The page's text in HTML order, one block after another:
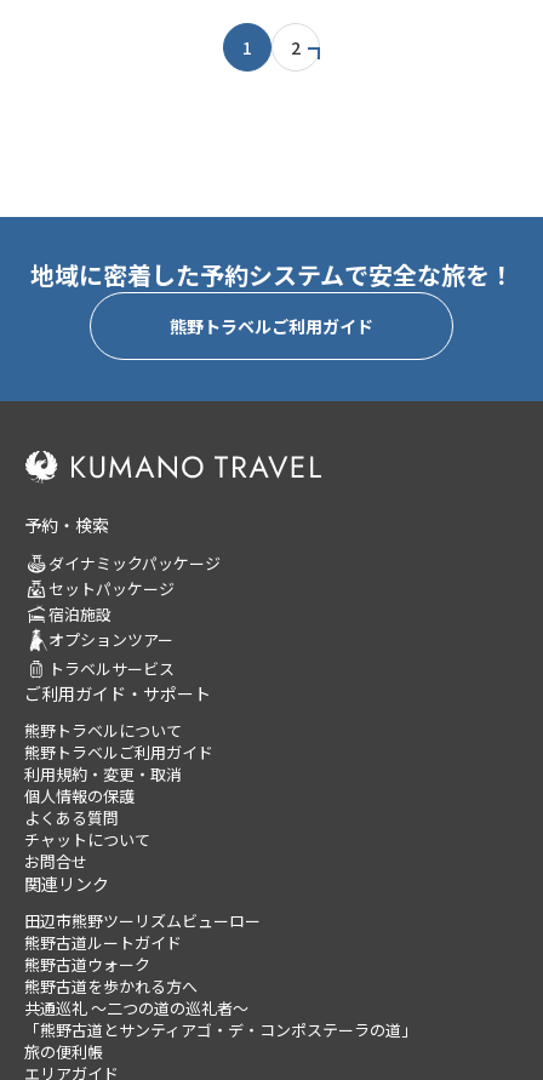
1 2
地域に密着した予約システムで安全な旅を！
熊野トラベルご利用ガイド
予約・検索
ダイナミックパッケージ
セットパッケージ
宿泊施設
オプションツアー
トラベルサービス
ご利用ガイド・サポート
熊野トラベルについて
熊野トラベルご利用ガイド
利用規約・変更・取消
個人情報の保護
よくある質問
チャットについて
お問合せ
関連リンク
田辺市熊野ツーリズムビューロー
熊野古道ルートガイド
熊野古道ウォーク
熊野古道を歩かれる方へ
共通巡礼 ～二つの道の巡礼者～
「熊野古道とサンティアゴ・デ・コンポステーラの道」
旅の便利帳
エリアガイド